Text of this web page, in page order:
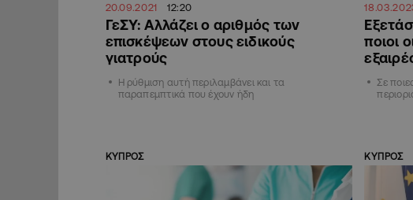
20.09.2021 12:20
ΓεΣΥ: Αλλάζει ο αριθμός των
επισκέψεων στους ειδικούς
γιατρούς
Η ρύθμιση αυτή περιλαμβάνει και τα
παραπεμπτικά που έχουν ήδη
ποιοι
Σε
ΚΥΠΡΟΣ ΚΥΠΡΟΣ